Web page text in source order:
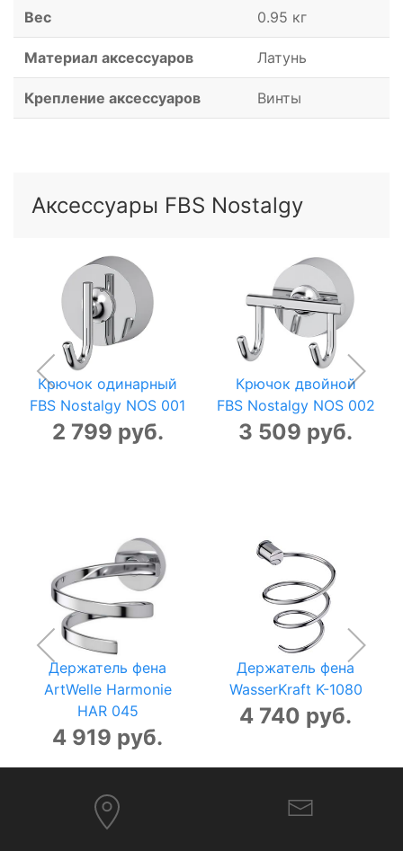
Вес 0.95 кг
Материал аксессуаров Латунь
Крепление аксессуаров Винты
Аксессуары FBS Nostalgy
Крючок одинарный
FBS Nostalgy NOS 001
2 799 руб.
Крючок двойной
FBS Nostalgy NOS 002
3 509 руб.
Держатель фена
ArtWelle Harmonie
HAR 045
4 919 руб.
Держатель фена
WasserKraft K-1080
4 740 руб.